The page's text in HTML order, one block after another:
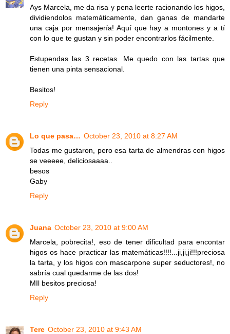
Ays Marcela, me da risa y pena leerte racionando los higos,
dividiendolos matemáticamente, dan ganas de mandarte
una caja por mensajería! Aquí que hay a montones y a tí
con lo que te gustan y sin poder encontrarlos fácilmente.
Estupendas las 3 recetas. Me quedo con las tartas que
tienen una pinta sensacional.
Besitos!
Reply
Lo que pasa… October 23, 2010 at 8:27 AM
Todas me gustaron, pero esa tarta de almendras con higos
se veeeee, deliciosaaaa..
besos
Gaby
Reply
Juana October 23, 2010 at 9:00 AM
Marcela, pobrecita!, eso de tener dificultad para encontar
higos os hace practicar las matemáticas!!!!...ji,ji,ji!!!preciosa
la tarta, y los higos con mascarpone super seductores!, no
sabría cual quedarme de las dos!
MIl besitos preciosa!
Reply
Tere October 23, 2010 at 9:43 AM